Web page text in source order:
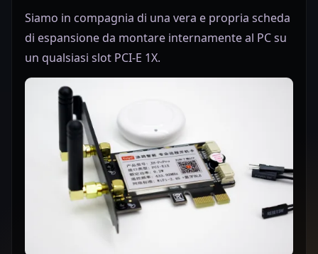
Siamo in compagnia di una vera e propria scheda
di espansione da montare internamente al PC su
un qualsiasi slot PCI-E 1X.